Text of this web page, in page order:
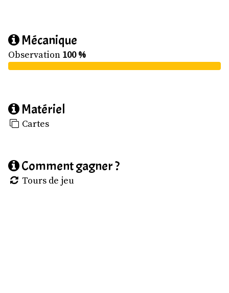
Mécanique
Observation 100 %
Matériel
Cartes
Comment gagner ?
Tours de jeu